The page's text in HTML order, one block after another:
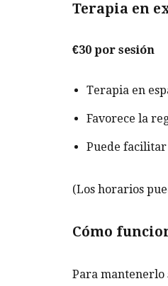
Terapia en
€30 por sesión
Terapia en
Favorece la
Puede
(Los horarios
Cómo
Para